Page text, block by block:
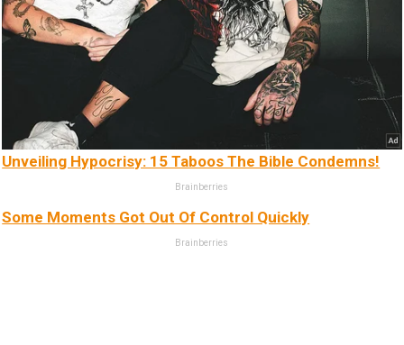
Unveiling Hypocrisy: 15 Taboos The Bible Condemns!
Brainberries
Some Moments Got Out Of Control Quickly
Brainberries